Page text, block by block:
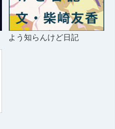
よう知らんけど日記